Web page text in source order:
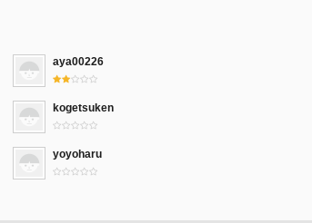
aya00226
kogetsuken
yoyoharu